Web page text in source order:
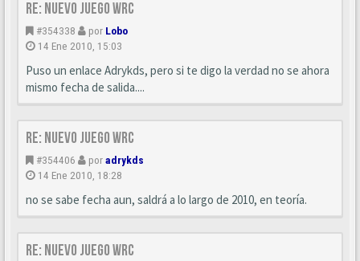
Re: Nuevo juego WRC
#354338 por Lobo
14 Ene 2010, 15:03
Puso un enlace Adrykds, pero si te digo la verdad no se ahora
mismo fecha de salida....
Re: Nuevo juego WRC
#354406 poradrykds
14 Ene 2010, 18:28
no se sabe fecha aun, saldrá a lo largo de 2010, en teoría.
Re: Nuevo juego WRC